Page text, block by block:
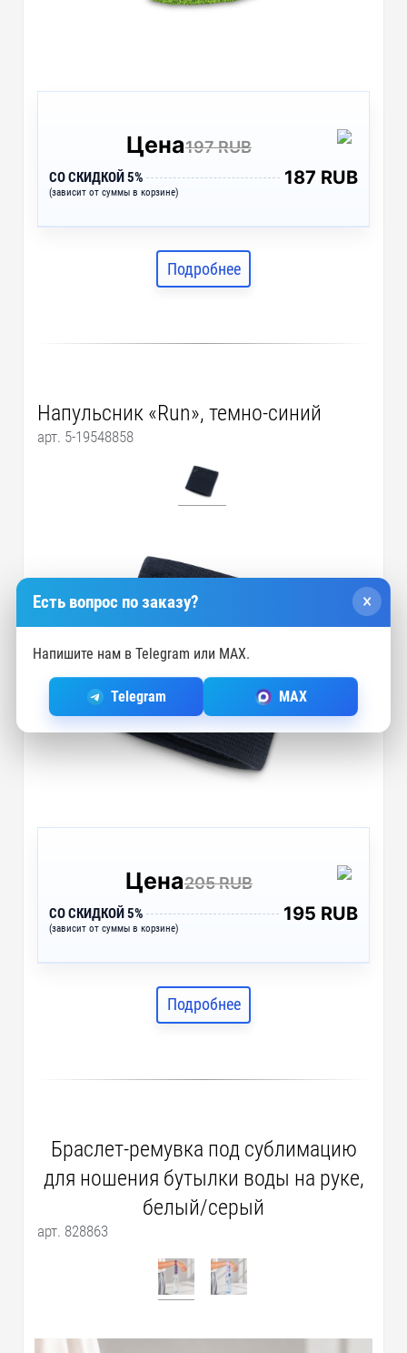
Цена197 RUB
СО СКИДКОЙ 5%
(зависит от суммы в корзине)
187 RUB
Подробнее
Напульсник «Run», темно-синий
арт. 5-19548858
Цена205 RUB
СО СКИДКОЙ 5%
(зависит от суммы в корзине)
195 RUB
Подробнее
Браслет-ремувка под сублимацию
для ношения бутылки воды на руке,
белый/серый
арт. 828863
Есть вопрос по заказу? ×
Напишите нам в Telegram или MAX.
Telegram MAX